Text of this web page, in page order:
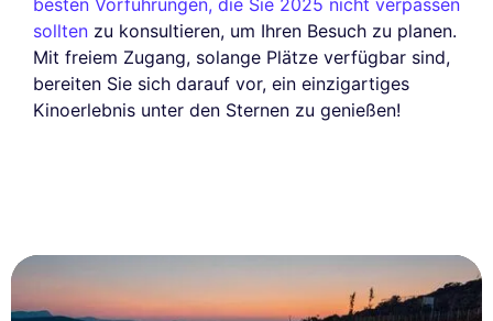
besten Vorführungen, die Sie 2025 nicht verpassen
sollten zu konsultieren, um Ihren Besuch zu planen.
Mit freiem Zugang, solange Plätze verfügbar sind,
bereiten Sie sich darauf vor, ein einzigartiges
Kinoerlebnis unter den Sternen zu genießen!